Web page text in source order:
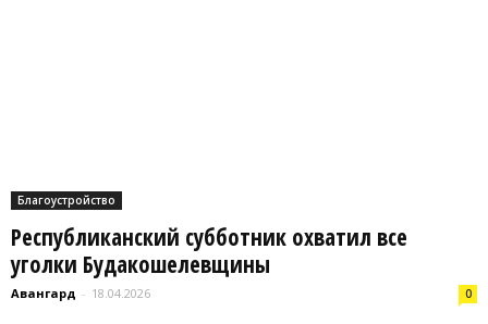
Благоустройство
Республиканский субботник охватил все
уголки Будакошелевщины
Авангард - 18.04.2026 0